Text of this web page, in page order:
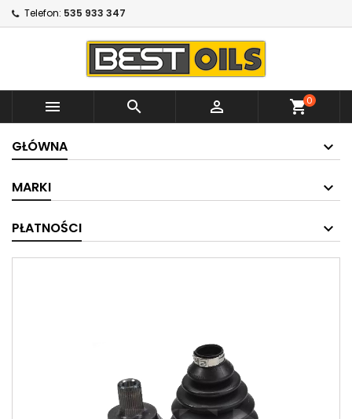
Telefon: 535 933 347
   shopping_cart0
GŁÓWNA
MARKI
PŁATNOŚCI